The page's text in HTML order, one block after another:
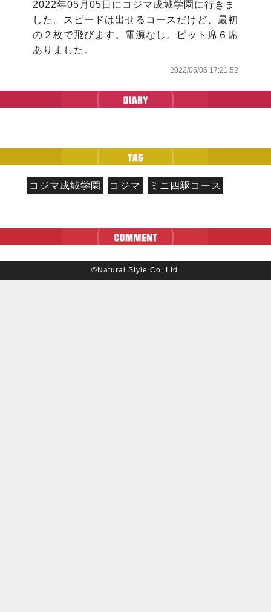
2022年05月05日にコジマ成城学園に行きま
した。スピードは出せるコースだけど、最初
の２枚で飛びます。電源なし。ピット席６席
ありました。
2022/05/05 17:21:52
コジマ成城学園 コジマ ミニ四駆コース
©Natural Style Co, Ltd.